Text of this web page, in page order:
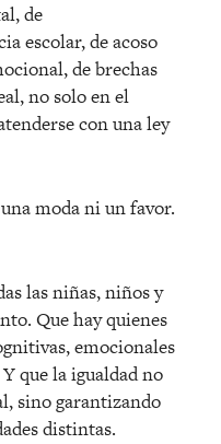
de
escolar, de acoso
de brechas
no solo en el
con una ley
moda ni un favor.
las niñas, niños y
Que hay quienes
emocionales
que la igualdad no
sino garantizando
distintas.